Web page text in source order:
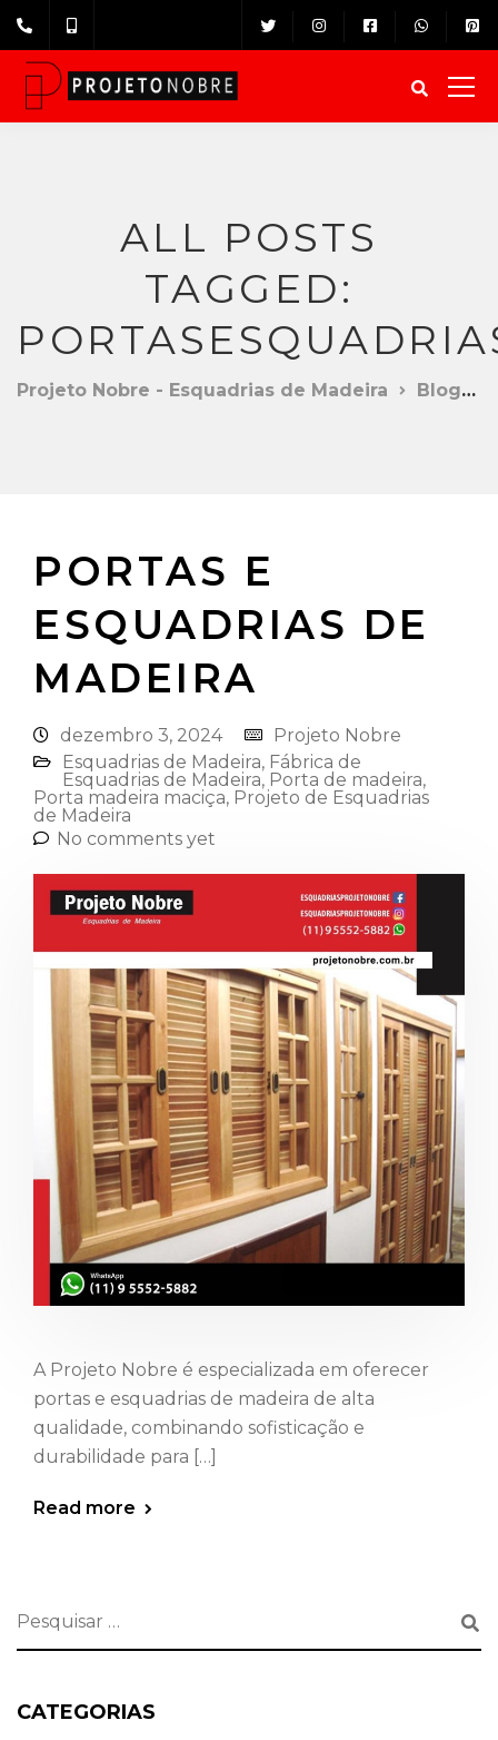
ALL POSTS
TAGGED:
Projeto Nobre - Esquadrias de Madeira Blog
PORTAS E
ESQUADRIAS DE
MADEIRA
dezembro 3, 2024
Projeto Nobre
Esquadrias de Madeira⁠, Fábrica de
Esquadrias de Madeira, Porta de madeira,
Porta madeira maciça, Projeto de Esquadrias
de Madeira
No comments yet
A Projeto Nobre é especializada em oferecer
portas e esquadrias de madeira de alta
qualidade, combinando sofisticação e
durabilidade para […]
Read more
CATEGORIAS